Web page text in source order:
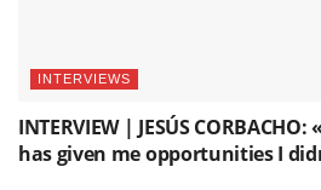
INTERVIEWS
INTERVIEW | JESÚS
has given me opportunities I